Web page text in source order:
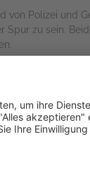
Polizei und
zu sein.
wer
Meinung sind
die sich